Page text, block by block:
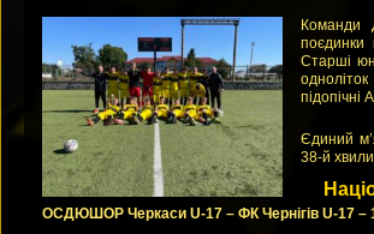
Команди
поєдинки
Старші
підопічні
Єдиний
38-й
ОСДЮШОР Черкаси U-17 – ФК Чернігів U-17 –